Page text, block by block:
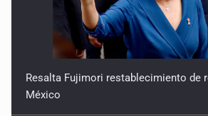
Resalta Fujimori restablecimiento de
México